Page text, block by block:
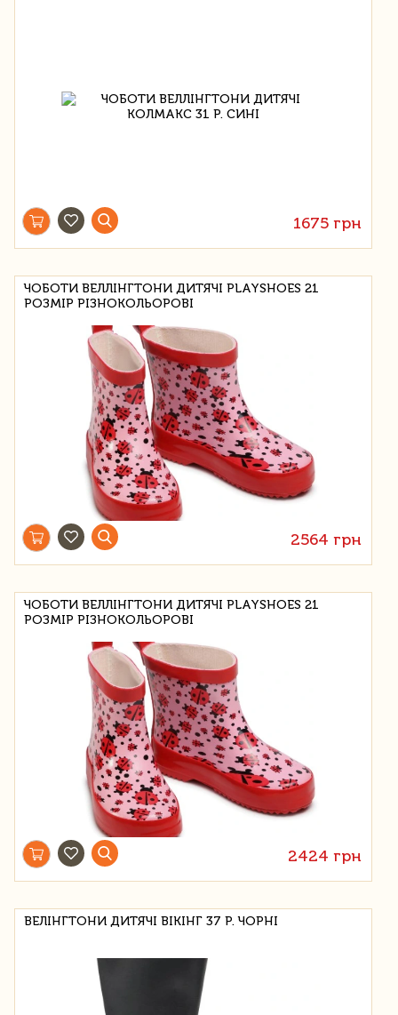
1675 грн
ЧОБОТИ ВЕЛЛІНГТОНИ ДИТЯЧІ PLAYSHOES 21
РОЗМІР РІЗНОКОЛЬОРОВІ
2564 грн
ЧОБОТИ ВЕЛЛІНГТОНИ ДИТЯЧІ PLAYSHOES 21
РОЗМІР РІЗНОКОЛЬОРОВІ
2424 грн
ВЕЛІНГТОНИ ДИТЯЧІ ВІКІНГ 37 Р. ЧОРНІ